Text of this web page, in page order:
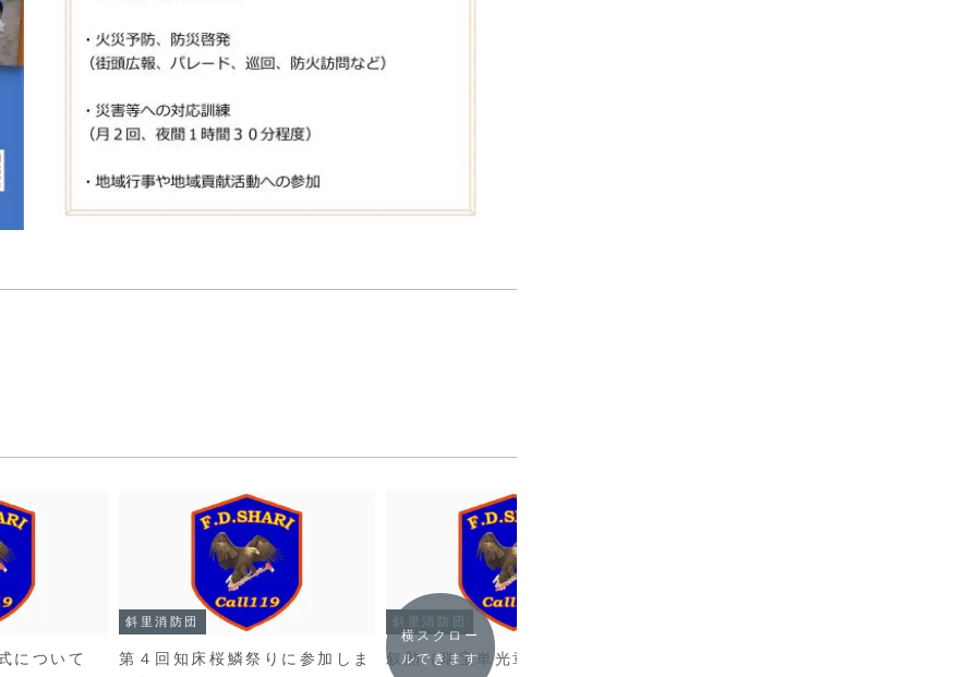
について
斜里消防団
第４回知床桜鱗祭りに参加しま
斜里消防団
叙勲（瑞宝単光章）伝達式につ
横スクロー
ルできます